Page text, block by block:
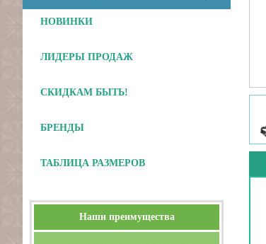
НОВИНКИ
ЛИДЕРЫ ПРОДАЖ
СКИДКАМ БЫТЬ!
БРЕНДЫ
ТАБЛИЦА РАЗМЕРОВ
Наши преимущества